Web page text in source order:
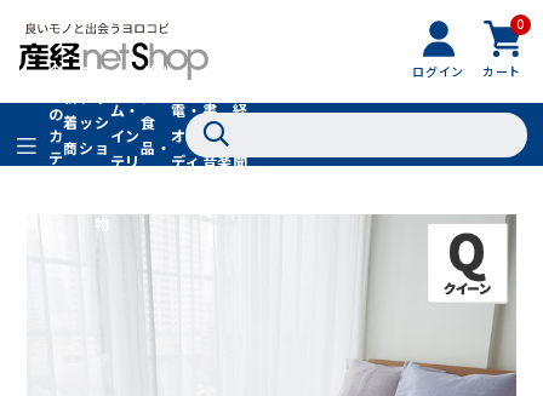
ログイン
0
カート
全
の
カ
テ
着
商
品
フ
ッ
シ
ョ
フ
ァ
シ
ョ
ン
物
ム・
イン
テリ
グル
食
品・
ドリ
家
電・
オー
ディ
書
籍・
音楽
経
聞